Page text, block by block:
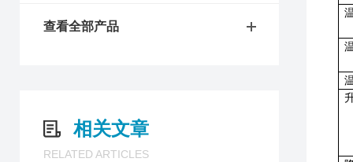
查看全部产品
相关文章
RELATED ARTICLES